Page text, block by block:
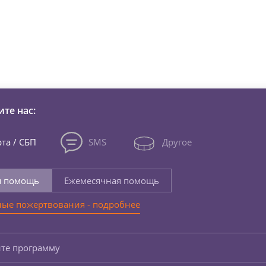
нас:
/ СБП SMS Другое
помощь
Ежемесячная помощь
пожертвования - подробнее
программу